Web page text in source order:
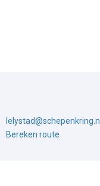
lelystad@schepenkring.nl
Bereken route